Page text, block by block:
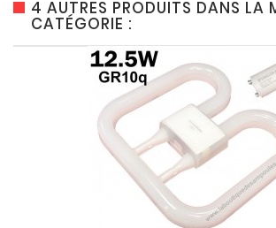
4 AUTRES PRODUITS DANS LA
CATÉGORIE :